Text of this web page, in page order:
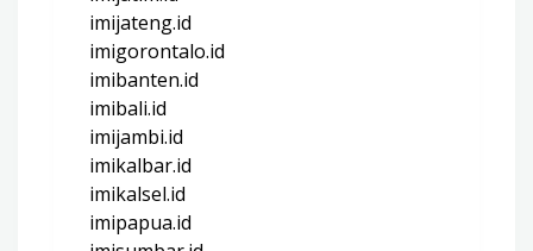
imijateng.id
imigorontalo.id
imibanten.id
imibali.id
imijambi.id
imikalbar.id
imikalsel.id
imipapua.id